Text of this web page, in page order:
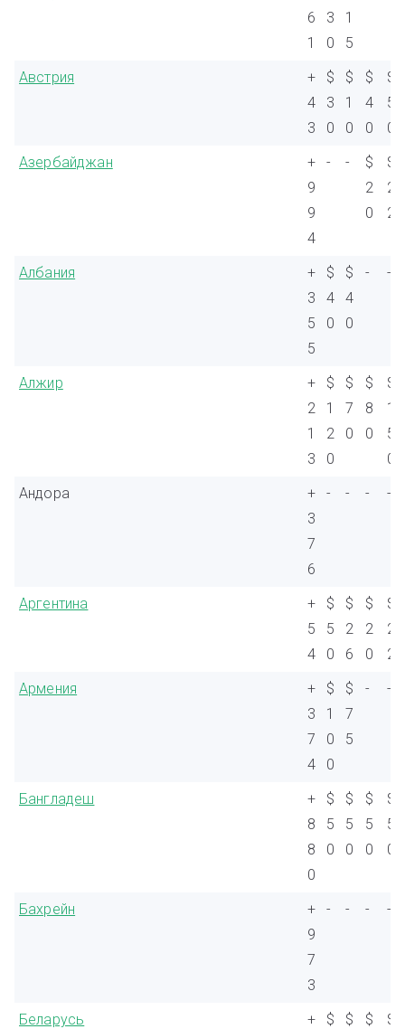
6
1
3
0
1
5
Австрия
+
4
3
$
3
0
$
1
0
$
4
0
$
5
0
Азербайджан
+
9
9
4
- -
$
2
0
$
2
2
Албания
+
3
5
5
$
4
0
$
4
0
- -
Алжир
+
2
1
3
$
1
2
0
$
7
0
$
8
0
$
1
5
0
Андора
+
3
7
6
- - - -
Аргентина
+
5
4
$
5
0
$
2
6
$
2
0
$
2
2
Армения
+
3
7
4
$
1
0
0
$
7
5
- -
Бангладеш
+
8
8
0
$
5
0
$
5
0
$
5
0
$
5
0
Бахрейн
+
9
7
3
- - - -
Беларусь
+
$
$
$
$